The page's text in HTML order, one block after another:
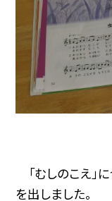
「むしのこえ」
を出しました。